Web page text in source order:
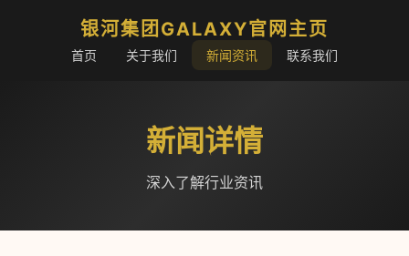
银河集团GALAXY官网主页
首页 关于我们 新闻资讯 联系我们
新闻详情
深入了解行业资讯